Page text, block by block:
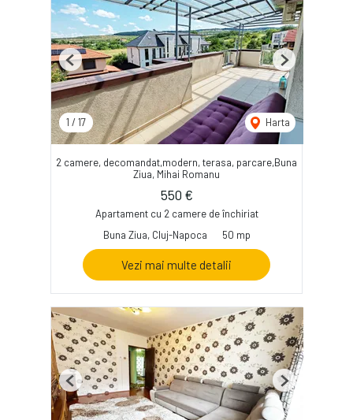
1 / 17 Harta
Previous Next
2 camere, decomandat,modern, terasa, parcare,Buna
Ziua, Mihai Romanu
550 €
Apartament cu 2 camere de închiriat
Buna Ziua, Cluj-Napoca
50 mp
Vezi mai multe detalii
Previous Next